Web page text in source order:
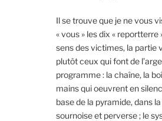
Il se trouve que je ne vous
« vous » les dix « reportterre
sens des victimes, la partie
plutôt ceux qui font de
programme : la chaîne, la
mains qui oeuvrent en
base de la pyramide, dans
sournoise et perverse ; le